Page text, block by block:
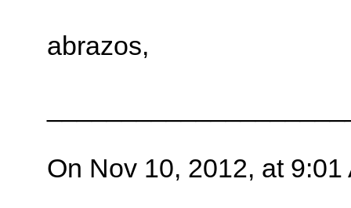
abrazos,
On Nov 10, 2012, at